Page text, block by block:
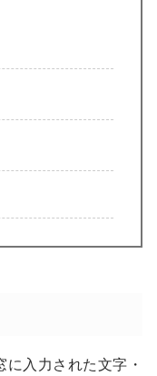
入力された文字・